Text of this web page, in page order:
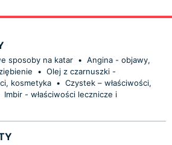
sposoby na katar • Angina - objawy,
• Olej z czarnuszki -
kosmetyka • Czystek – właściwości,
Imbir - właściwości lecznicze i